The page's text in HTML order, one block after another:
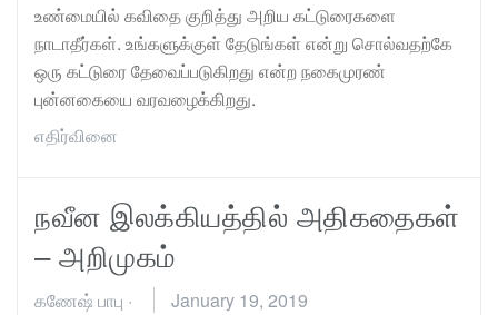
உண்மையில் கவிதை குறித்து அறிய கட்டுரைகளை
நாடாதீர்கள். உங்களுக்குள் தேடுங்கள் என்று சொல்வதற்கே
ஒரு கட்டுரை தேவைப்படுகிறது என்ற நகைமுரண்
புன்னகையை வரவழைக்கிறது.
எதிர்வினை
நவீன இலக்கியத்தில் அதிகதைகள்
– அறிமுகம்
கணேஷ் பாபு ·
January 19, 2019